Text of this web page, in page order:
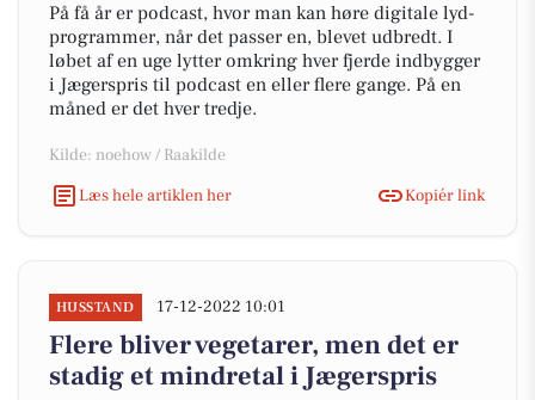
På få år er podcast, hvor man kan høre digitale lyd-
programmer, når det passer en, blevet udbredt. I
løbet af en uge lytter omkring hver fjerde indbygger
i Jægerspris til podcast en eller flere gange. På en
måned er det hver tredje.
Kilde: noehow / Raakilde
Læs hele artiklen her
Kopiér link
HUSSTAND 17-12-2022 10:01
Flere bliver vegetarer, men det er
stadig et mindretal i Jægerspris